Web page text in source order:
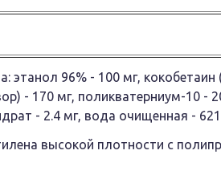
этанол 96% - 100 мг, кокобетаин
- 170 мг, поликватерниум-10 -
- 2.4 мг, вода очищенная -
высокой плотности с